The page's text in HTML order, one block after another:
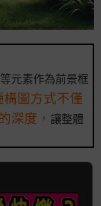
元素作為前景框
構圖方式不僅
深度， 讓整體